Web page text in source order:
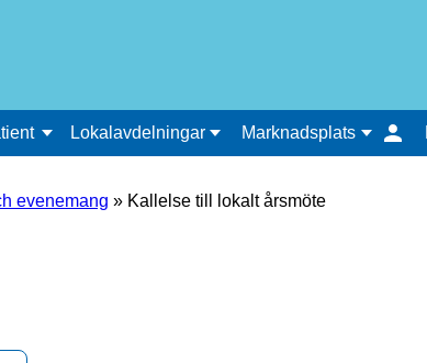
Lokalavdelningar Marknadsplats
evenemang » Kallelse till lokalt årsmöte